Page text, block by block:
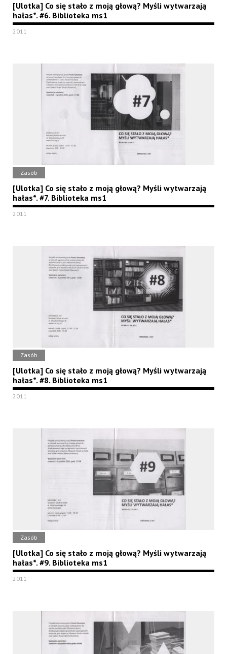
[Ulotka] Co się stało z moją głową? Myśli wytwarzają
hałas*. #6. Biblioteka ms1
2011
Zasób
[Ulotka] Co się stało z moją głową? Myśli wytwarzają
hałas*. #7. Biblioteka ms1
2011
Zasób
[Ulotka] Co się stało z moją głową? Myśli wytwarzają
hałas*. #8. Biblioteka ms1
2011
Zasób
[Ulotka] Co się stało z moją głową? Myśli wytwarzają
hałas*. #9. Biblioteka ms1
2011